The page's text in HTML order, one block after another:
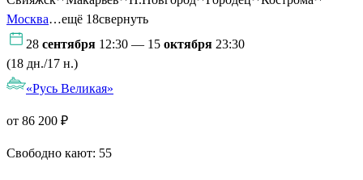
Москва…ещё 18свернуть
28 сентября 12:30 — 15 октября 23:30
(18 дн./17 н.)
«Русь Великая»
от 86 200 ₽
Свободно кают: 55